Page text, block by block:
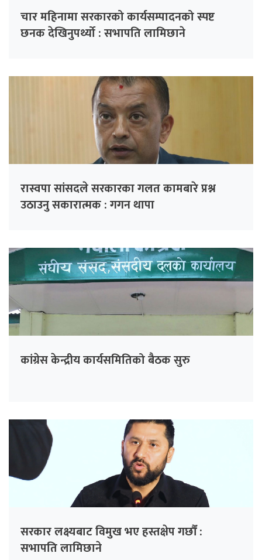
चार महिनामा सरकारको कार्यसम्पादनको स्पष्ट
छनक देखिनुपर्थ्यो : सभापति लामिछाने
रास्वपा सांसदले सरकारका गलत कामबारे प्रश्न
उठाउनु सकारात्मक : गगन थापा
कांग्रेस केन्द्रीय कार्यसमितिको बैठक सुरु
सरकार लक्ष्यबाट विमुख भए हस्तक्षेप गर्छौं :
सभापति लामिछाने